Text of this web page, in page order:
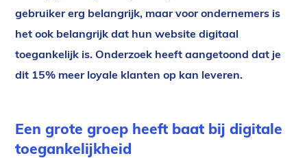
gebruiker erg belangrijk, maar voor ondernemers is
het ook belangrijk dat hun website digitaal
toegankelijk is. Onderzoek heeft aangetoond dat je
dit 15% meer loyale klanten op kan leveren.
Een grote groep heeft baat bij digitale
toegankelijkheid